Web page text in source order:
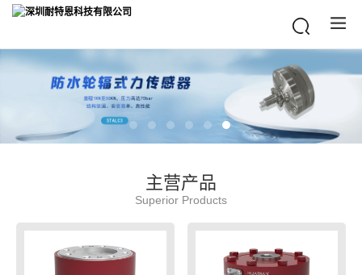
主营产品
Superior Products